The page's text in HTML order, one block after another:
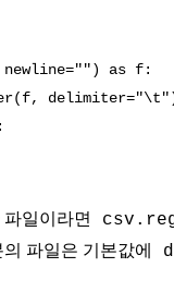
as f:
일이라면
파일은 기본값에